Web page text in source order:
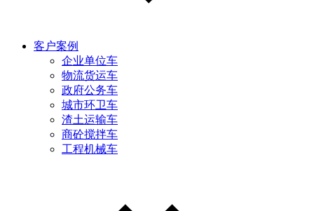
客户案例
企业单位车
物流货运车
政府公务车
城市环卫车
渣土运输车
商砼搅拌车
工程机械车